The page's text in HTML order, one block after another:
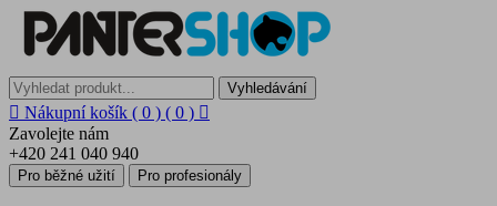
Vyhledávání
 Nákupní košík ( 0 ) ( 0 ) 
Zavolejte nám
+420 241 040 940
Pro běžné užití Pro profesionály